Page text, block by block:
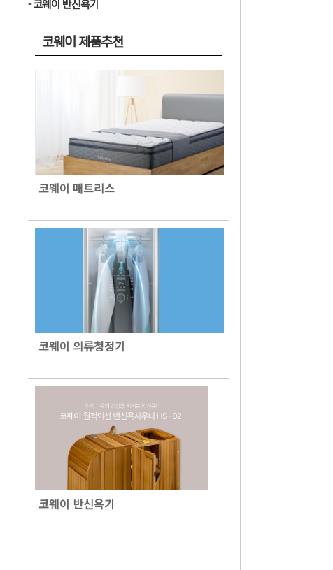
코웨이 반신욕기
코웨이 제품추천
코웨이 매트리스
코웨이 의류청정기
코웨이 반신욕기